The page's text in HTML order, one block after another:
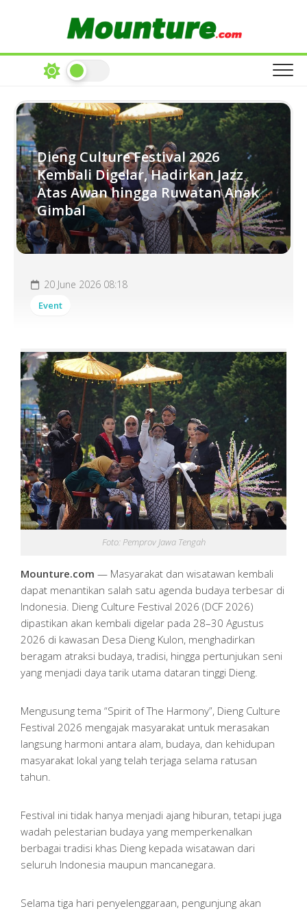
Dieng Culture Festival 2026
Kembali Digelar, Hadirkan Jazz
Atas Awan hingga Ruwatan Anak
Gimbal
20 June 2026 08:18
Event
Foto: Pemprov Jawa Tengah
Mounture.com — Masyarakat dan wisatawan kembali
dapat menantikan salah satu agenda budaya terbesar di
Indonesia. Dieng Culture Festival 2026 (DCF 2026)
dipastikan akan kembali digelar pada 28–30 Agustus
2026 di kawasan Desa Dieng Kulon, menghadirkan
beragam atraksi budaya, tradisi, hingga pertunjukan seni
yang menjadi daya tarik utama dataran tinggi Dieng.
Mengusung tema “Spirit of The Harmony”, Dieng Culture
Festival 2026 mengajak masyarakat untuk merasakan
langsung harmoni antara alam, budaya, dan kehidupan
masyarakat lokal yang telah terjaga selama ratusan
tahun.
Festival ini tidak hanya menjadi ajang hiburan, tetapi juga
wadah pelestarian budaya yang memperkenalkan
berbagai tradisi khas Dieng kepada wisatawan dari
seluruh Indonesia maupun mancanegara.
Selama tiga hari penyelenggaraan, pengunjung akan